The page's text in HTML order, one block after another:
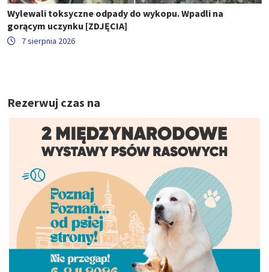
Wylewali toksyczne odpady do wykopu. Wpadli na
gorącym uczynku [ZDJĘCIA]
7 sierpnia 2026
Rezerwuj czas na